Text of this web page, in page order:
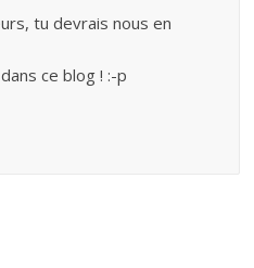
tu devrais nous en
ce blog ! :-p